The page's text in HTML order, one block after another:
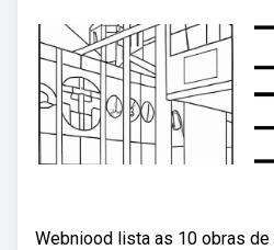
Webniood lista as 10 obras